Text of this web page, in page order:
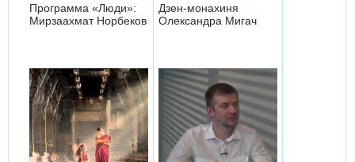
Программа «Люди»:
Мирзаахмат Норбеков
Дзен-монахиня
Олександра Мигач